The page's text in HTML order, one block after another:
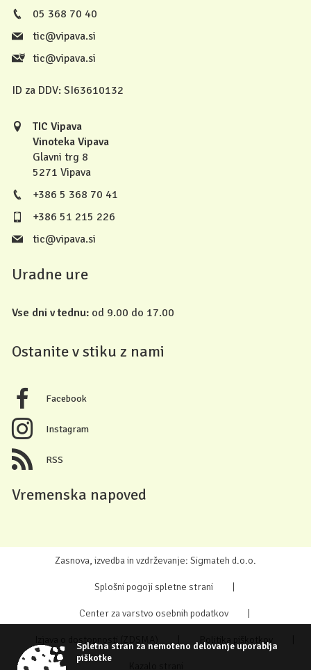
05 368 70 40
tic@vipava.si
tic@vipava.si
ID za DDV: SI63610132
TIC Vipava
Vinoteka Vipava
Glavni trg 8
5271 Vipava
+386 5 368 70 41
+386 51 215 226
tic@vipava.si
Uradne ure
Vse dni v tednu: od 9.00 do 17.00
Ostanite v stiku z nami
Facebook
Instagram
RSS
Vremenska napoved
Zasnova, izvedba in vzdrževanje: Sigmateh d.o.o.
Splošni pogoji spletne strani |
Center za varstvo osebnih podatkov |
Izjava o dostopnosti (ZDSMA) Politika piškotkov
Spletna stran za nemoteno delovanje uporablja
piškotke